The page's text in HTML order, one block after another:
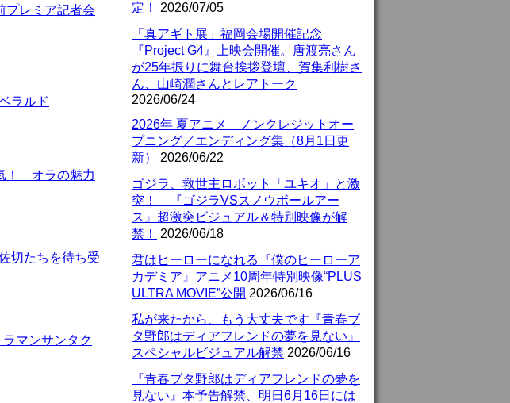
プレミア記者会
ラルド
！ オラの魅力
切たちを待ち受
マンサンタク
定！
2026/07/05
「真アギト展」福岡会場開催記念
『Project G4』上映会開催。唐渡亮さん
が25年振りに舞台挨拶登壇、賀集利樹さ
ん、山崎潤さんとレアトーク
2026/06/24
2026年 夏アニメ ノンクレジットオー
プニング／エンディング集（8月1日更
新）
2026/06/22
ゴジラ、救世主ロボット「ユキオ」と激
突！ 『ゴジラVSスノウボールアー
ス』超激突ビジュアル＆特別映像が解
禁！
2026/06/18
君はヒーローになれる『僕のヒーローア
カデミア』アニメ10周年特別映像“PLUS
ULTRA MOVIE”公開 2026/06/16
私が来たから、もう大丈夫です『青春ブ
タ野郎はディアフレンドの夢を見ない』
スペシャルビジュアル解禁 2026/06/16
『青春ブタ野郎はディアフレンドの夢を
見ない』本予告解禁、明日6月16日には